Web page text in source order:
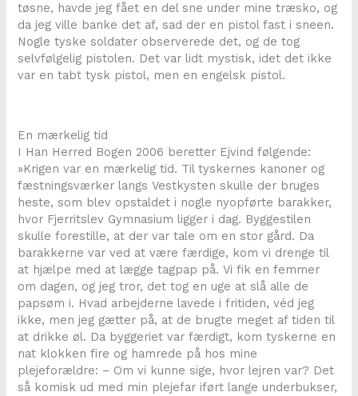
tøsne, havde jeg fået en del sne under mine træsko, og
da jeg ville banke det af, sad der en pistol fast i sneen.
Nogle tyske soldater observerede det, og de tog
selvfølgelig pistolen. Det var lidt mystisk, idet det ikke
var en tabt tysk pistol, men en engelsk pistol.
En mærkelig tid
I Han Herred Bogen 2006 beretter Ejvind følgende:
»Krigen var en mærkelig tid. Til tyskernes kanoner og
fæstningsværker langs Vestkysten skulle der bruges
heste, som blev opstaldet i nogle nyopførte barakker,
hvor Fjerritslev Gymnasium ligger i dag. Byggestilen
skulle forestille, at der var tale om en stor gård. Da
barakkerne var ved at være færdige, kom vi drenge til
at hjælpe med at lægge tagpap på. Vi fik en femmer
om dagen, og jeg tror, det tog en uge at slå alle de
papsøm i. Hvad arbejderne lavede i fritiden, véd jeg
ikke, men jeg gætter på, at de brugte meget af tiden til
at drikke øl. Da byggeriet var færdigt, kom tyskerne en
nat klokken fire og hamrede på hos mine
plejeforældre: – Om vi kunne sige, hvor lejren var? Det
så komisk ud med min plejefar iført lange underbukser,